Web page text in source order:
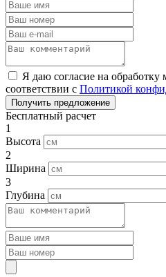
Я даю согласие на
соответствии с Политикой
Получить предложение
Бесплатный расчет
1
Высота
2
Ширина
3
Глубина